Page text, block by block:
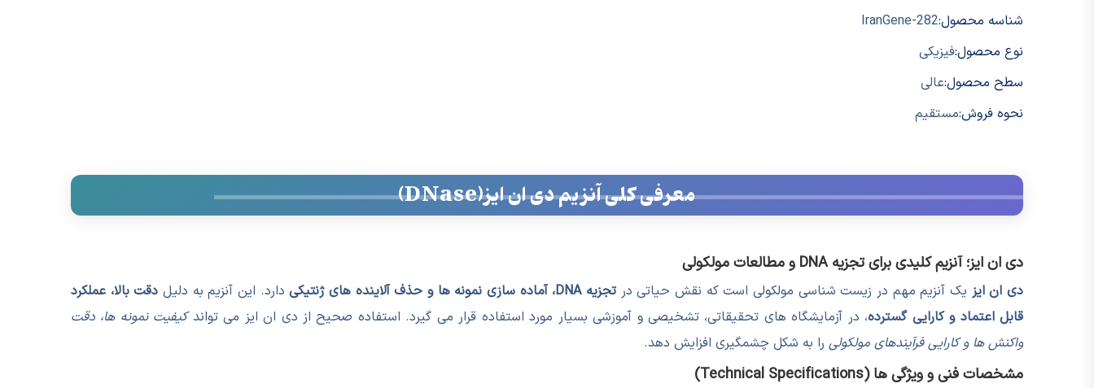
شناسه محصول:IranGene-282
نوع محصول:فیزیکی
سطح محصول:عالی
نحوه فروش:مستقیم
معرفی کلی آنزیم دی ان ایز(DNase)
دی ان ایز؛ آنزیم کلیدی برای تجزیه DNA و مطالعات مولکولی
دی ان ایز یک آنزیم مهم در زیست شناسی مولکولی است که نقش حیاتی در تجزیه DNA، آماده سازی نمونه ها و حذف آلاینده های ژنتیکی دارد. این آنزیم به دلیل دقت بالا، عملکرد
قابل اعتماد و کارایی گسترده، در آزمایشگاه های تحقیقاتی، تشخیصی و آموزشی بسیار مورد استفاده قرار می گیرد. استفاده صحیح از دی ان ایز می تواندکیفیت نمونه ها، دقت
واکنش ها و کارایی فرآیندهای مولکولی را به شکل چشمگیری افزایش دهد.
مشخصات فنی و ویژگی ها (Technical Specifications)